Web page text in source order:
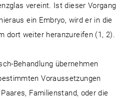
vereint. Ist dieser Vorgang
ein Embryo, wird er in die
dort weiter heranzureifen (1, 2).
Behandlung übernehmen
Voraussetzungen
Familienstand, oder die